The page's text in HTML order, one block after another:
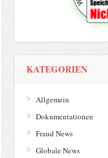
KATEGORIEN
Allgemein
Dokumentationen
Fraud News
Globale News